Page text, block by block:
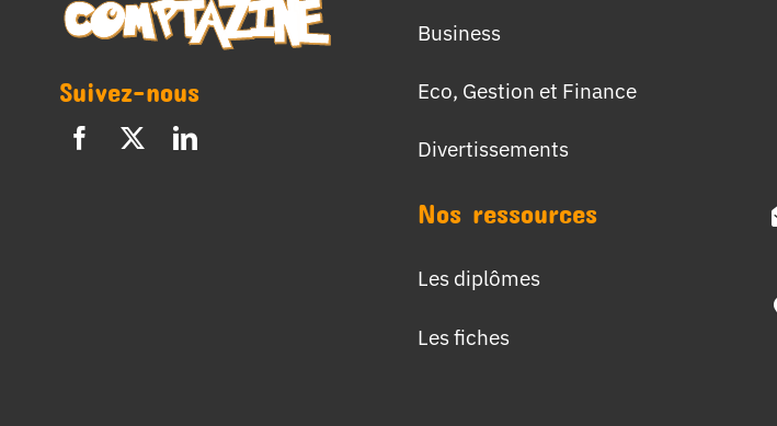
Suivez-nous
Business
Eco, Gestion et Finance
Divertissements
Nos ressources
Les diplômes
Les fiches